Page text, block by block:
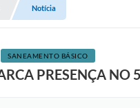
Notícia
SANEAMENTO BÁSICO
PRESENÇA NO